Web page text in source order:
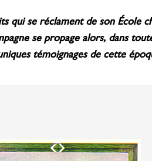
qui se réclament de son École
se propage alors, dans
témoignages de cette